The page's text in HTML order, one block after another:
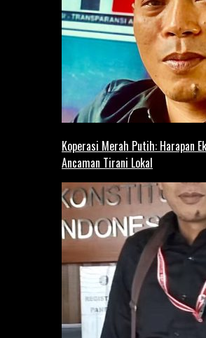
Koperasi Merah Putih: Harapan
Ancaman Tirani Lokal